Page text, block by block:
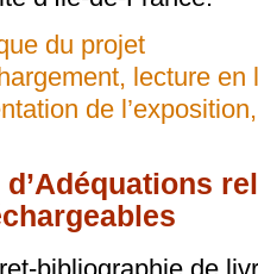
du projet
lecture
de